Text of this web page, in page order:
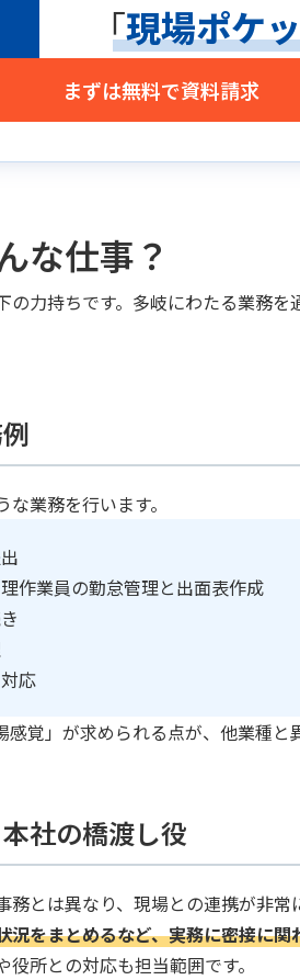
「現場ポケ
まずは無料で資料請求
な仕事？
力持ちです。多岐にわたる業務
業務を行います。
作業員の勤怠管理と出面表作成
応
覚」が求められる点が、他業種と
社の橋渡し役
とは異なり、現場との連携が非常
をまとめるなど、実務に密接に関
所との対応も担当範囲です。